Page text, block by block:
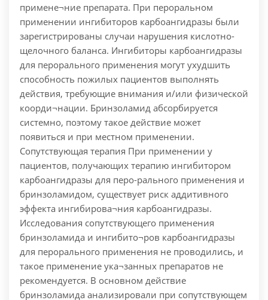
примене¬ние препарата. При пероральном
применении ингибиторов карбоангидразы были
зарегистрированы случаи нарушения кислотно-
щелочного баланса. Ингибиторы карбоангидразы
для перорального применения могут ухудшить
способность пожилых пациентов выполнять
действия, требующие внимания и/или физической
коорди¬нации. Бринзоламид абсорбируется
системно, поэтому такое действие может
появиться и при местном применении.
Сопутствующая терапия При применении у
пациентов, получающих терапию ингибитором
карбоангидразы для перо-рального применения и
бринзоламидом, существует риск аддитивного
эффекта ингибирова¬ния карбоангидразы.
Исследования сопутствующего применения
бринзоламида и ингибито¬ров карбоангидразы
для перорального применения не проводились, и
такое применение ука¬занных препаратов не
рекомендуется. В основном действие
бринзоламида анализировали при сопутствующем